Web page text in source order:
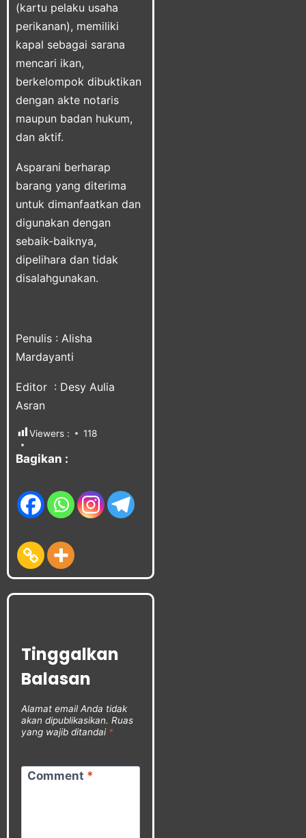
(kartu pelaku usaha
perikanan), memiliki
kapal sebagai sarana
mencari ikan,
berkelompok dibuktikan
dengan akte notaris
maupun badan hukum,
dan aktif.
Asparani berharap
barang yang diterima
untuk dimanfaatkan dan
digunakan dengan
sebaik-baiknya,
dipelihara dan tidak
disalahgunakan.
Penulis : Alisha
Mardayanti
Editor : Desy Aulia
Asran
Viewers : 118
Bagikan :
Tinggalkan
Balasan
Alamat email Anda tidak
akan dipublikasikan. Ruas
yang wajib ditandai *
Comment *